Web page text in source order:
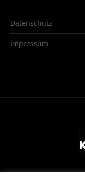
Datenschutz
Impressum
© 2020